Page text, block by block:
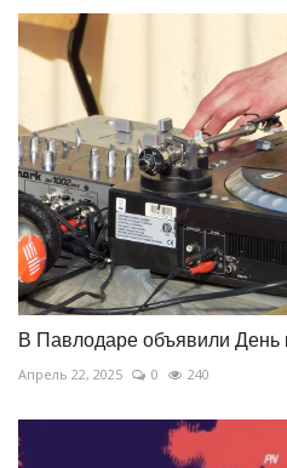
В Павлодаре объявили День
Апрель 22, 2025 0 240